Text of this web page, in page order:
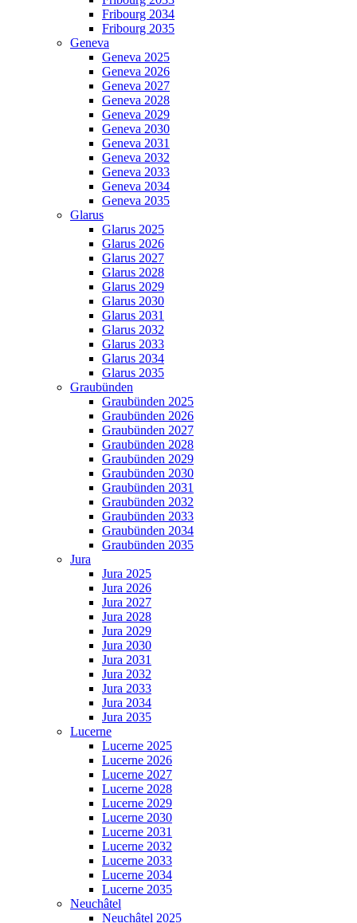
Fribourg 2034
Fribourg 2035
Geneva
Geneva 2025
Geneva 2026
Geneva 2027
Geneva 2028
Geneva 2029
Geneva 2030
Geneva 2031
Geneva 2032
Geneva 2033
Geneva 2034
Geneva 2035
Glarus
Glarus 2025
Glarus 2026
Glarus 2027
Glarus 2028
Glarus 2029
Glarus 2030
Glarus 2031
Glarus 2032
Glarus 2033
Glarus 2034
Glarus 2035
Graubünden
Graubünden 2025
Graubünden 2026
Graubünden 2027
Graubünden 2028
Graubünden 2029
Graubünden 2030
Graubünden 2031
Graubünden 2032
Graubünden 2033
Graubünden 2034
Graubünden 2035
Jura
Jura 2025
Jura 2026
Jura 2027
Jura 2028
Jura 2029
Jura 2030
Jura 2031
Jura 2032
Jura 2033
Jura 2034
Jura 2035
Lucerne
Lucerne 2025
Lucerne 2026
Lucerne 2027
Lucerne 2028
Lucerne 2029
Lucerne 2030
Lucerne 2031
Lucerne 2032
Lucerne 2033
Lucerne 2034
Lucerne 2035
Neuchâtel
Neuchâtel 2025